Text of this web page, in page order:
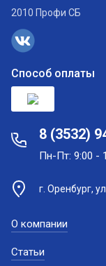
2010 Профи СБ
Способ оплаты
8 (3532)
Пн-Пт: 9:00 -
г. Оренбург,
О компании
Статьи